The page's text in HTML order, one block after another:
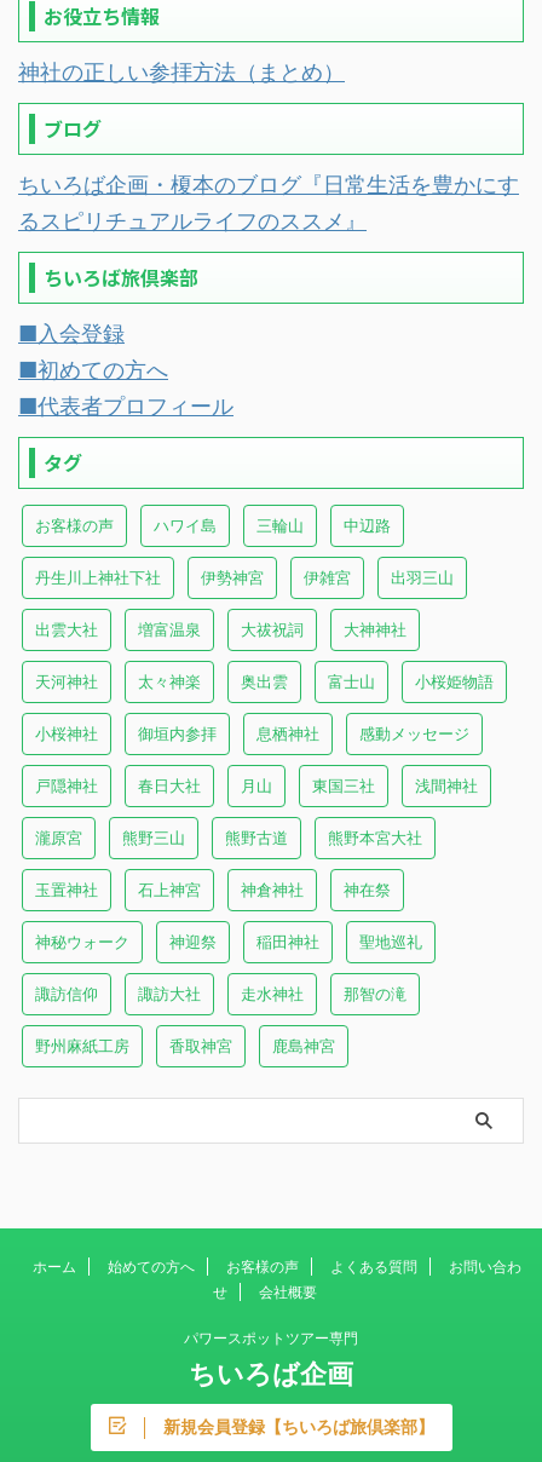
お役立ち情報
神社の正しい参拝方法（まとめ）
ブログ
ちいろば企画・榎本のブログ『日常生活を豊かにす
るスピリチュアルライフのススメ』
ちいろば旅倶楽部
■入会登録
■初めての方へ
■代表者プロフィール
タグ
お客様の声 ハワイ島 三輪山 中辺路
丹生川上神社下社 伊勢神宮 伊雑宮 出羽三山
出雲大社 増富温泉 大祓祝詞 大神神社
天河神社 太々神楽 奥出雲 富士山 小桜姫物語
小桜神社 御垣内参拝 息栖神社 感動メッセージ
戸隠神社 春日大社 月山 東国三社 浅間神社
瀧原宮 熊野三山 熊野古道 熊野本宮大社
玉置神社 石上神宮 神倉神社 神在祭
神秘ウォーク 神迎祭 稲田神社 聖地巡礼
諏訪信仰 諏訪大社 走水神社 那智の滝
野州麻紙工房 香取神宮 鹿島神宮
ホーム 始めての方へ お客様の声 よくある質問
お問い合わ
せ
会社概要
パワースポットツアー専門
ちいろば企画
新規会員登録【ちいろば旅倶楽部】